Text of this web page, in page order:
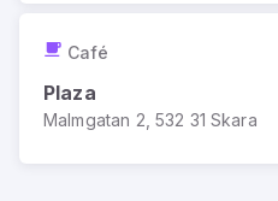
Café
Plaza
Malmgatan 2, 532 31 Skara